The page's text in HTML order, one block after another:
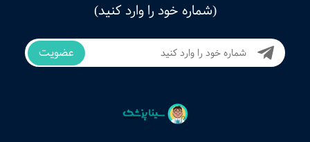
(شماره خود را وارد کنید)
عضویت